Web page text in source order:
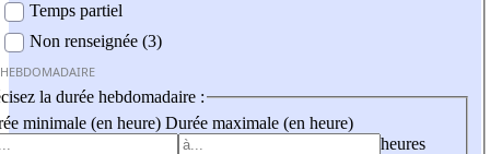
Temps partiel
Non renseignée (3)
la durée hebdomadaire :
minimale (en heure) Durée maximale (en heure)
heures